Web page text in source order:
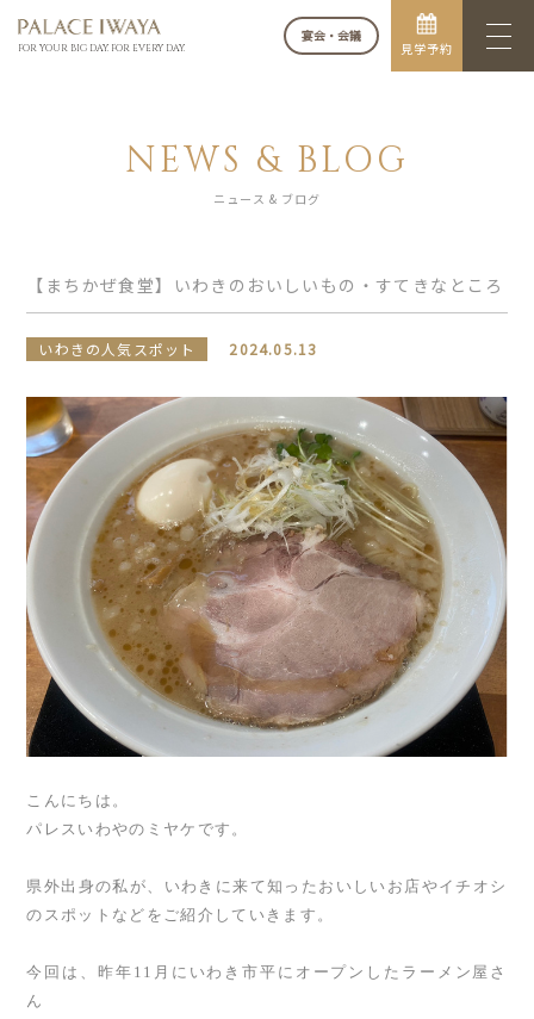
FOR YOUR BIG DAY. FOR EVERY DAY.
宴会・会議
見学予約
NEWS & BLOG
ニュース & ブログ
【まちかぜ食堂】いわきのおいしいもの・すてきなところ
いわきの人気スポット 2024.05.13
こんにちは。
パレスいわやのミヤケです。
県外出身の私が、いわきに来て知ったおいしいお店やイチオシ
のスポットなどをご紹介していきます。
今回は、昨年11月にいわき市平にオープンしたラーメン屋さ
ん